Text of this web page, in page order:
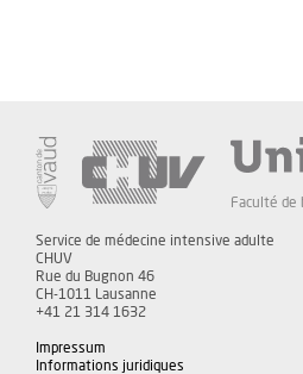
Faculté de
Service de médecine intensive adulte
CHUV
Rue du Bugnon 46
CH-1011 Lausanne
+41 21 314 1632
Impressum
Informations juridiques